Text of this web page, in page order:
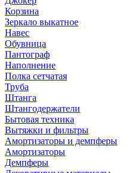
Корзина
Зеркало выкатное
Навес
Обувница
Пантограф
Наполнение
Полка сетчатая
Труба
Штанга
Штангодержатели
Бытовая техника
Вытяжки и фильтры
Амортизаторы и демпферы
Амортизаторы
Демпферы